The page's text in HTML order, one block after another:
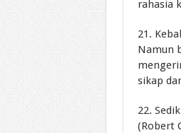
rahasia
21.
Namun
sikap
22.
(Robert